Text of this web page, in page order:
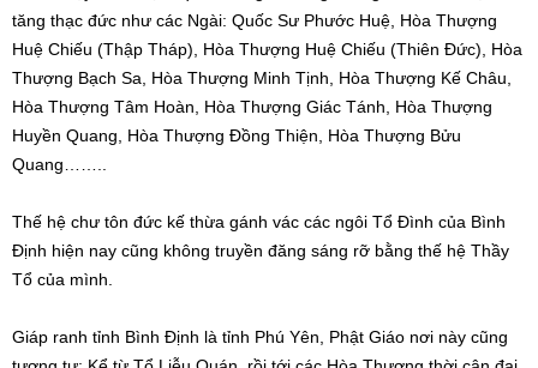
tăng thạc đức như các Ngài: Quốc Sư Phước Huệ, Hòa Thượng
Huệ Chiếu (Thập Tháp), Hòa Thượng Huệ Chiếu (Thiên Đức), Hòa
Thượng Bạch Sa, Hòa Thượng Minh Tịnh, Hòa Thượng Kế Châu,
Hòa Thượng Tâm Hoàn, Hòa Thượng Giác Tánh, Hòa Thượng
Huyền Quang, Hòa Thượng Đồng Thiện, Hòa Thượng Bửu
Quang……..
Thế hệ chư tôn đức kế thừa gánh vác các ngôi Tổ Đình của Bình
Định hiện nay cũng không truyền đăng sáng rỡ bằng thế hệ Thầy
Tổ của mình.
Giáp ranh tỉnh Bình Định là tỉnh Phú Yên, Phật Giáo nơi này cũng